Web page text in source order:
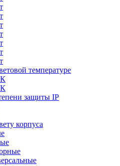
температуре
защиты IP
корпуса